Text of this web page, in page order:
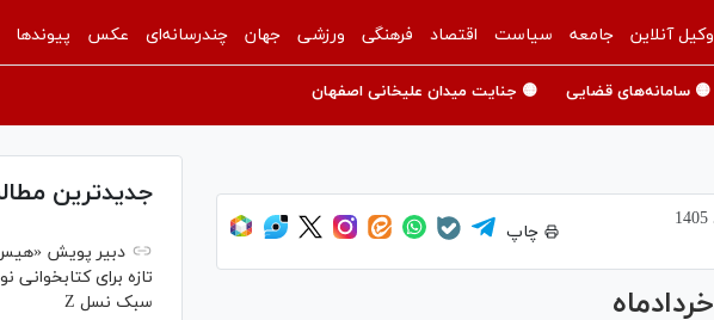
وکیل آنلاین جامعه سیاست اقتصاد فرهنگی ورزشی جهان چندرسانه‌ای عکس پیوندها
🟡 سامانه‌های قضایی 🟡 جنایت میدان علیخانی اصفهان
چاپ
جدیدترین
دبیر پویش
تازه برای کتابخوانی
سبک نسل Z